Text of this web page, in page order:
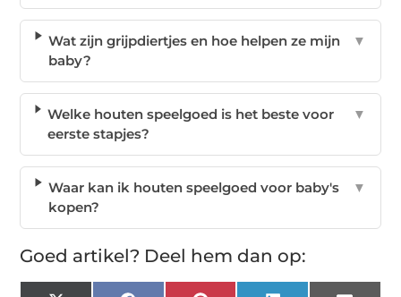
Wat zijn grijpdiertjes en hoe helpen ze mijn
baby?
▼
Welke houten speelgoed is het beste voor
eerste stapjes?
▼
Waar kan ik houten speelgoed voor baby's
kopen?
▼
Goed artikel? Deel hem dan op: